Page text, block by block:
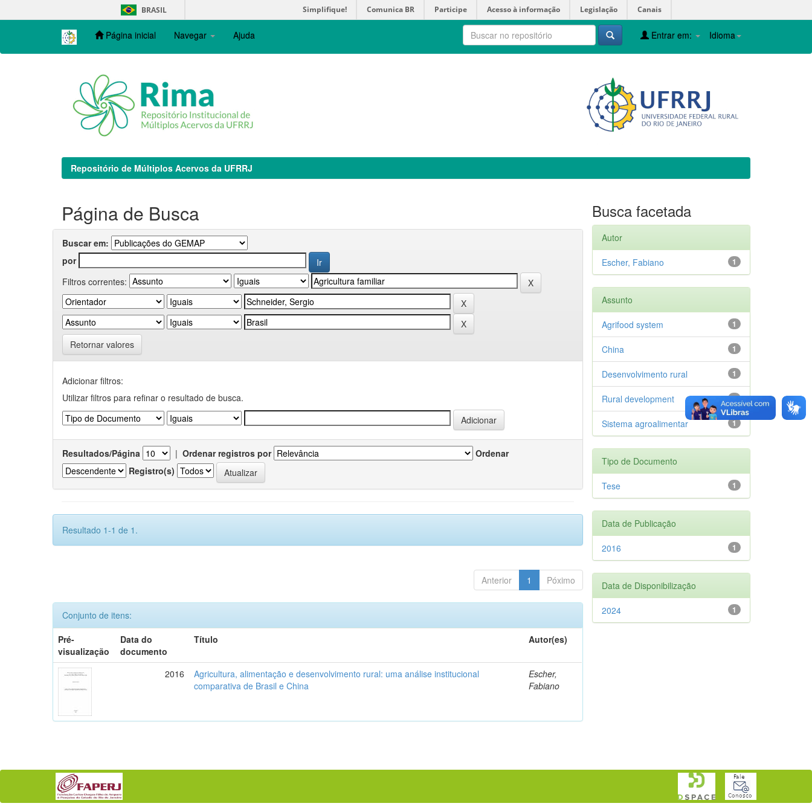
navigation
BRASIL Simplifique! Comunica BR Participe Acesso à informação Legislação Canais
Página inicial Navegar Ajuda Idioma
Entrar em:
Repositório de Múltiplos Acervos da UFRRJ
Página de Busca
Buscar em:
por
Filtros correntes:
Retornar valores
Adicionar filtros:
Utilizar filtros para refinar o resultado de busca.
Resultados/Página | Ordenar registros por
Ordenar
Registro(s)
Resultado 1-1 de 1.
Anterior 1 Póximo
Conjunto de itens:
Pré-
visualização
Data do
documento
Título Autor(es)
2016
Agricultura, alimentação e desenvolvimento rural: uma análise institucional
comparativa de Brasil e China
Escher,
Fabiano
Busca facetada
Autor
1
Escher, Fabiano
Assunto
1
Agrifood system
1
China
1
Desenvolvimento rural
1
Rural development
1
Sistema agroalimentar
Tipo de Documento
1
Tese
Data de Publicação
1
2016
Data de Disponibilização
1
2024